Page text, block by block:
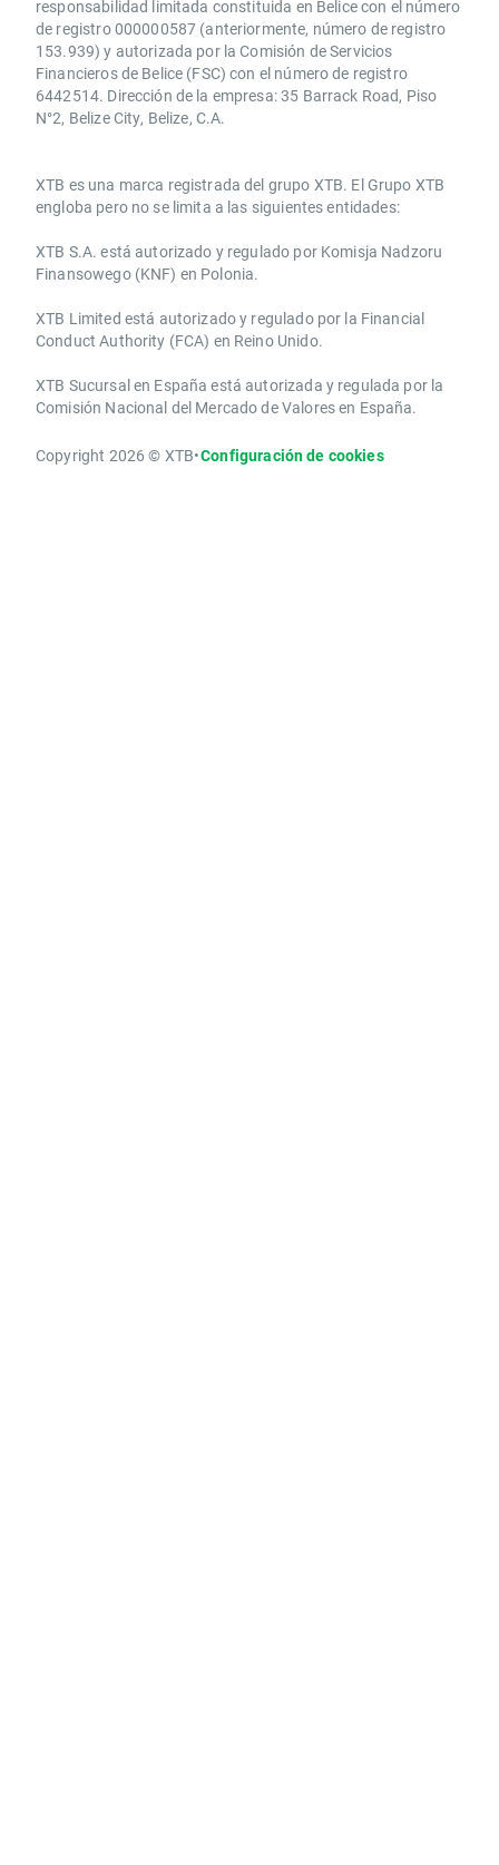
responsabilidad limitada constituida en Belice con el número
de registro 000000587 (anteriormente, número de registro
153.939) y autorizada por la Comisión de Servicios
Financieros de Belice (FSC) con el número de registro
6442514. Dirección de la empresa: 35 Barrack Road, Piso
N°2, Belize City, Belize, C.A.
​​XTB es una marca registrada del grupo XTB. El Grupo XTB
engloba pero no se limita a las siguientes entidades:
XTB S.A.​ está autorizado y regulado por Komisja Nadzoru
Finansowego (KNF) ​en Polonia.
XTB Limited ​está autorizado y regulado por la ​Financial
Conduct Authority ​(FCA) en ​​Reino Unido.
XTB Sucursal en España está autorizada y regulada por la
Comisión Nacional del Mercado de Valores en España.
Copyright 2026 © XTB•Configuración de cookies